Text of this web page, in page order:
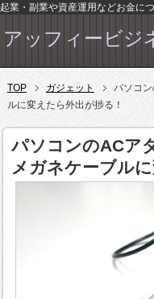
起業・副業や資産運用などお金に
アッフィービジ
TOP ガジェット
パソコ
ルに変えたら外出が捗る！
パソコンのACア
メガネケーブル